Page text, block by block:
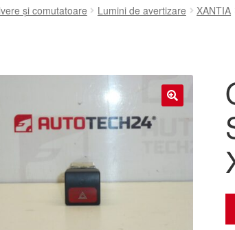
și comutatoare Lumini de avertizare XANTIA